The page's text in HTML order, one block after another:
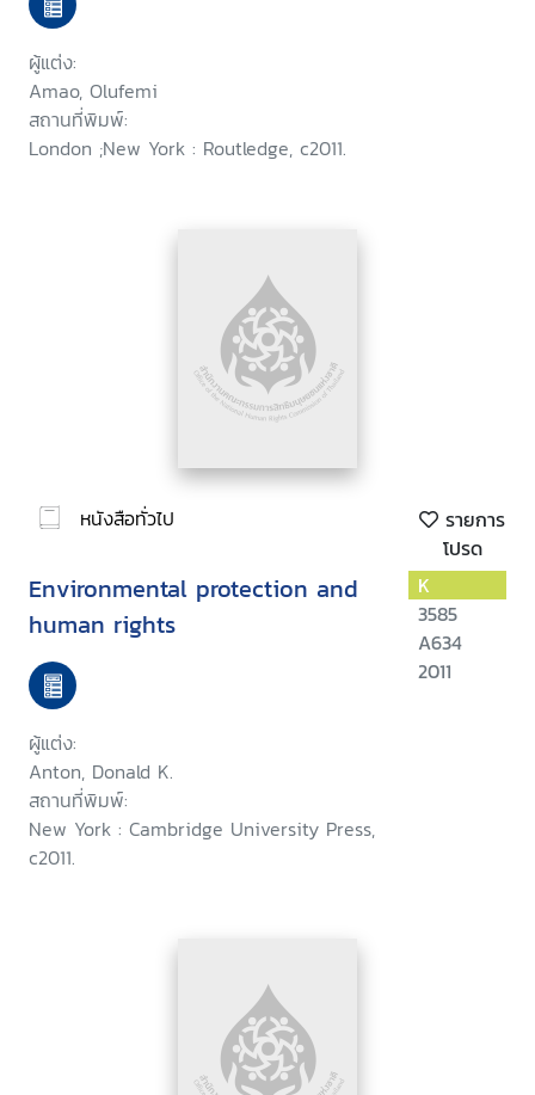
ผู้แต่ง:
Amao, Olufemi
สถานที่พิมพ์:
London ;New York : Routledge, c2011.
หนังสือทั่วไป
รายการ
โปรด
Environmental protection and
human rights
ผู้แต่ง:
Anton, Donald K.
สถานที่พิมพ์:
New York : Cambridge University Press,
c2011.
K
3585
A634
2011